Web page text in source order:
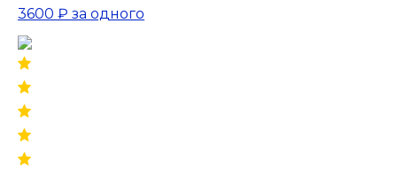
3600 ₽ за одного